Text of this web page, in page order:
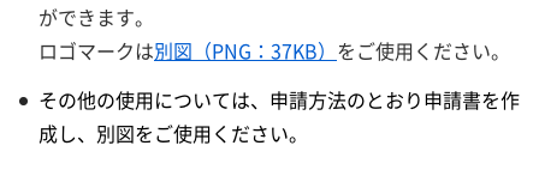
ができます。
ロゴマークは別図（PNG：37KB） をご使用ください。
その他の使用については、申請方法のとおり申請書を作
成し、別図をご使用ください。